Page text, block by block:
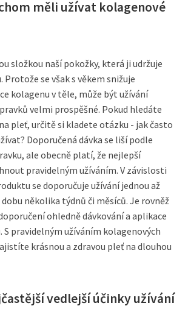
měli užívat kolagenové
složkou naší pokožky, která ji udržuje
Protože se však s věkem snižuje
kolagenu v těle, může být užívání
velmi prospěšné. Pokud hledáte
pleť, určitě si kladete otázku - jak často
Doporučená dávka se liší podle
ale obecně platí, že nejlepší
pravidelným užíváním. V závislosti
se doporučuje užívání jednou až
několika týdnů či měsíců. Je rovněž
ohledně dávkování a aplikace
S pravidelným užíváním kolagenových
krásnou a zdravou pleť na dlouhou
vedlejší účinky užívání